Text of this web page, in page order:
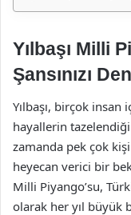
Yılbaşı Milli
Şansınızı
Yılbaşı, birçok
hayallerin
zamanda pek çok
heyecan verici bir
Milli Piyango’su,
olarak her yıl büyük